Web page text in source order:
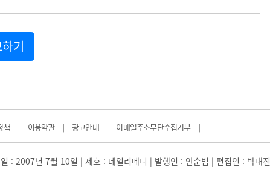
기
책 | 이용약관 | 광고안내 | 이메일주소무단수집거부 |
: 2007년 7월 10일 | 제호 : 데일리메디 | 발행인 : 안순범 | 편집인 : 박대진